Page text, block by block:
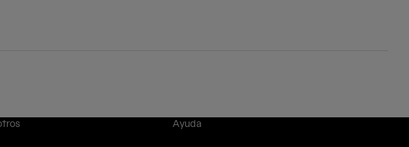
Ayuda